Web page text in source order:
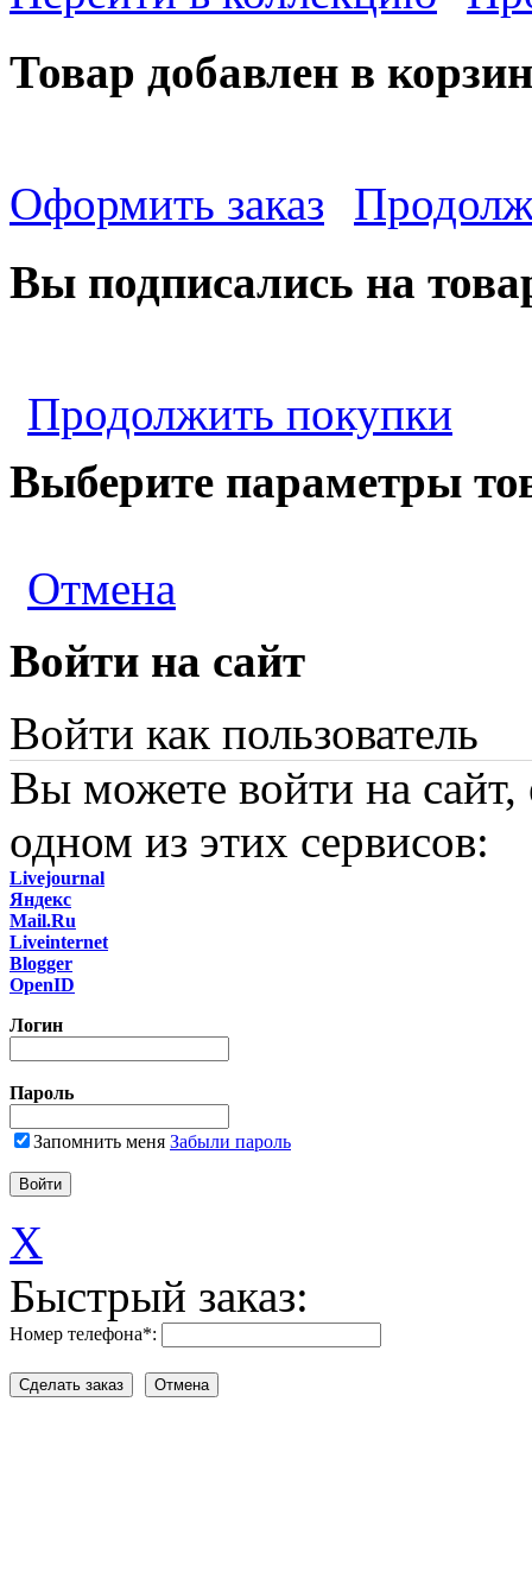
Товар добавлен в
Оформить заказ
Вы подписались на
Продолжить покупки
Выберите параметры
Отмена
Войти на сайт
Войти как пользователь
Вы можете войти на сайт,
одном из этих сервисов:
Livejournal
Яндекс
Mail.Ru
Liveinternet
Blogger
OpenID
Логин
Пароль
Запомнить меня Забыли пароль
X
Быстрый заказ:
Номер телефона*: